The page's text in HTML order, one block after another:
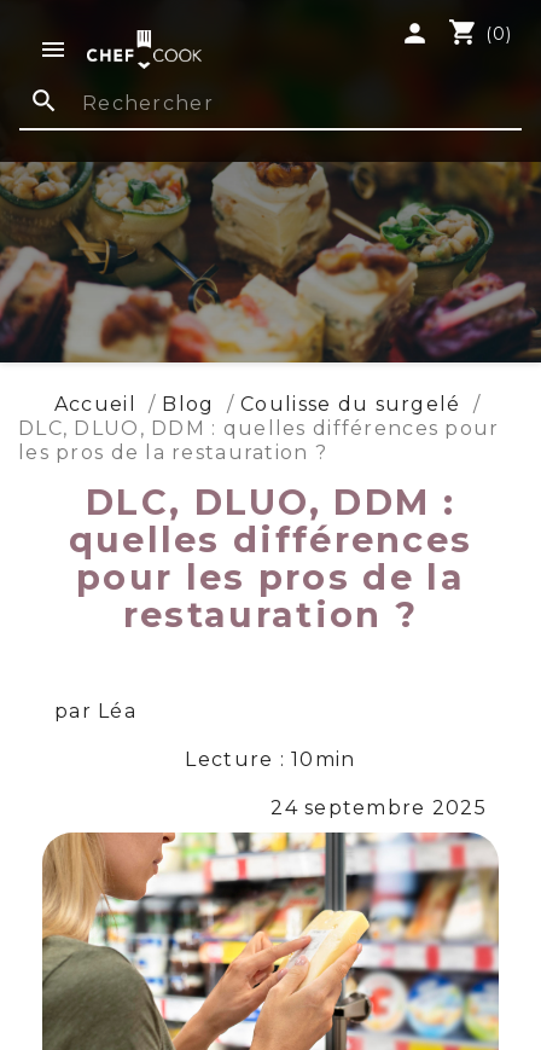

shopping_cart (0)
person
search
Accueil Blog
Coulisse du surgelé
DLC, DLUO, DDM : quelles différences pour
les pros de la restauration ?
DLC, DLUO, DDM :
quelles différences
pour les pros de la
restauration ?
par Léa
Lecture : 10min
24 septembre 2025